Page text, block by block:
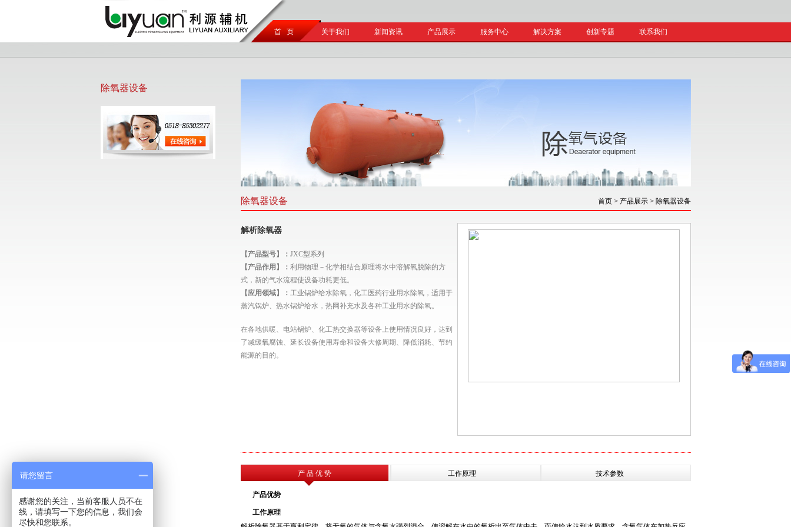
首 页 关于我们 新闻资讯 产品展示 服务中心 解决方案 创新专题 联系我们
除氧器设备
除氧器设备 首页> 产品展示> 除氧器设备
解析除氧器
【产品型号】： JXC型系列
【产品作用】： 利用物理－化学相结合原理将水中溶解氧脱除的方
式，新的气水流程使设备功耗更低。
【应用领域】： 工业锅炉给水除氧，化工医药行业用水除氧，适用于
蒸汽锅炉、热水锅炉给水，热网补充水及各种工业用水的除氧。
在各地供暖、电站锅炉、化工热交换器等设备上使用情况良好，达到
了减缓氧腐蚀、延长设备使用寿命和设备大修周期、降低消耗、 节约
能源的目的。
产 品 优 势 工作原理 技术参数
产品优势
工作原理
请您留言
感谢您的关注，当前客服人员不在
线，请填写一下您的信息，我们会
尽快和您联系。